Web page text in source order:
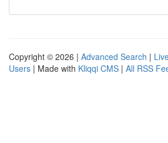
Copyright © 2026 | Advanced Search |
Users | Made with Kliqqi CMS | All RSS